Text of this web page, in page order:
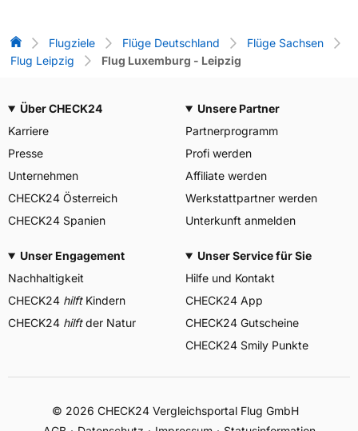
Flug-Vergleich
Flugziele Flüge Deutschland
Flüge Sachsen
Flug Leipzig
Flug Luxemburg - Leipzig
Über CHECK24
Karriere
Presse
Unternehmen
CHECK24 Österreich
CHECK24 Spanien
Unsere Partner
Partnerprogramm
Profi werden
Affiliate werden
Werkstattpartner werden
Unterkunft anmelden
Unser Engagement
Nachhaltigkeit
CHECK24 hilftKindern
CHECK24 hilftder Natur
Unser Service für Sie
Hilfe und Kontakt
CHECK24 App
CHECK24 Gutscheine
CHECK24 Smily Punkte
© 2026 CHECK24 Vergleichsportal Flug GmbH